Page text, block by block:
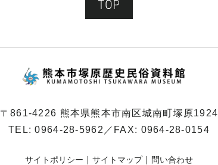
〒861-4226 熊本県熊本市南区城南町塚原1924
TEL:0964-28-5962 ／FAX: 0964-28-0154
サイトポリシー サイトマップ 問い合わせ